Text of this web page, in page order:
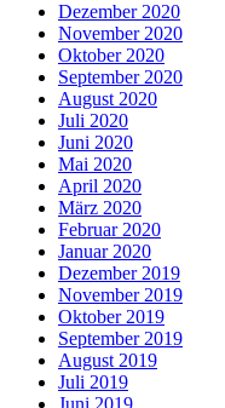
Dezember 2020
November 2020
Oktober 2020
September 2020
August 2020
Juli 2020
Juni 2020
Mai 2020
April 2020
März 2020
Februar 2020
Januar 2020
Dezember 2019
November 2019
Oktober 2019
September 2019
August 2019
Juli 2019
Juni 2019